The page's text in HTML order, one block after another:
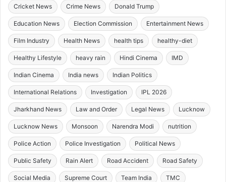
Cricket News Crime News Donald Trump
Education News Election Commission Entertainment News
Film Industry Health News health tips healthy-diet
Healthy Lifestyle heavy rain Hindi Cinema IMD
Indian Cinema India news Indian Politics
International Relations Investigation IPL 2026
Jharkhand News Law and Order Legal News Lucknow
Lucknow News Monsoon Narendra Modi nutrition
Police Action Police Investigation Political News
Public Safety Rain Alert Road Accident Road Safety
Social Media Supreme Court Team India TMC